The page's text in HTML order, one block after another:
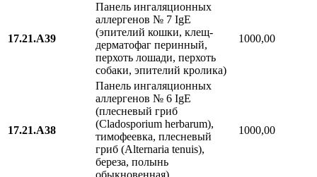
17.21.A39
Панель ингаляционных
аллергенов № 7 IgE
(эпителий кошки, клещ-
дерматофаг перинный,
перхоть лошади, перхоть
собаки, эпителий кролика)
1000,00
17.21.A38
Панель ингаляционных
аллергенов № 6 IgE
(плесневый гриб
(Cladosporium herbarum),
тимофеевка, плесневый
гриб (Alternaria tenuis),
береза, полынь
1000,00